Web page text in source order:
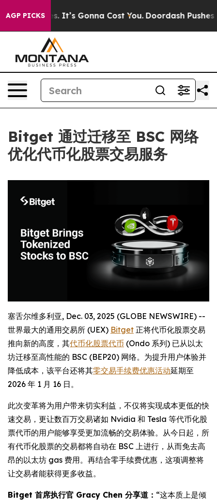
AGP PICKS
Sizes. It’s Gonna Cost You. Doordash Pushes to
Bitget 通过迁移至 BSC 网络
优化代币化股票交易服务
塞舌尔维多利亚, Dec. 03, 2025 (GLOBE NEWSWIRE) --
世界最大的通用交易所 (UEX) Bitget 正将代币化股票交易
推向新的高度，其代币化股票代币 (Ondo 系列) 已从以太
坊迁移至高性能的 BSC (BEP20) 网络。为提升用户体验并
降低成本，该平台还将其零交易手续费优惠活动延期至
2026 年 1 月 16 日。
此次变革将为用户带来切实利益，不仅将实现成本更低的快
速交易，更让数百万交易诸如 Nvidia 和 Tesla 等代币化股
票代币的用户能够享受更加流畅的交易体验。从今日起，所
有代币化股票的交易都将自动在 BSC 上进行，从而免去高
昂的以太坊 gas 费用。再结合零手续费优惠，这项调整将
让交易者能获得更多收益。
Bitget 首席执行官 Gracy Chen 分享道： “这本质上是倾